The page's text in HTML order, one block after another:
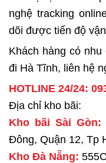
nghệ tracking
dõi được tiến độ
Khách hàng có
đi Hà Tĩnh, liên hệ
HOTLINE 24/24:
Địa chỉ kho bãi:
Kho bãi Sài Gòn:
Đông, Quận 12, Tp
Kho Đà Nẵng: